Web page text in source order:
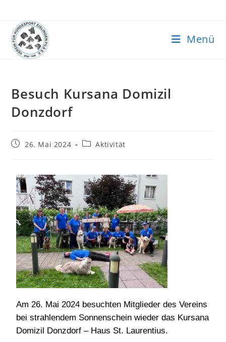
Menü
Besuch Kursana Domizil
Donzdorf
26. Mai 2024 Aktivität
Am 26. Mai 2024 besuchten Mitglieder des Vereins
bei strahlendem Sonnenschein wieder das Kursana
Domizil Donzdorf – Haus St. Laurentius.